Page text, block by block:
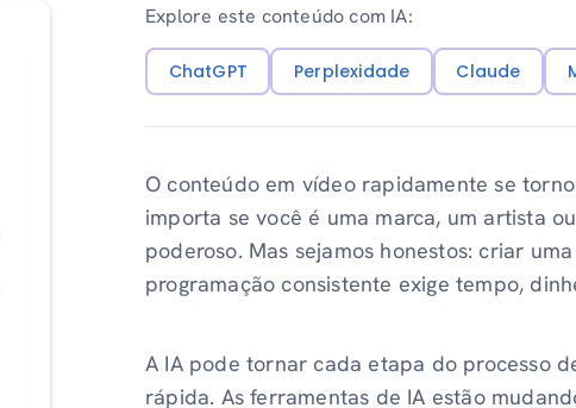
Explore este conteúdo com IA:
ChatGPT Perplexidade Claude
O conteúdo em vídeo rapidamente se
importa se você é uma marca, um artista
poderoso. Mas sejamos honestos: criar
programação consistente exige tempo,
A IA pode tornar cada etapa do processo
rápida. As ferramentas de IA estão